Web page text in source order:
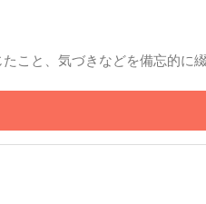
こと、気づきなどを備忘的に綴